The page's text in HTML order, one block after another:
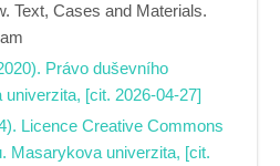
Text, Cases and Materials.
Právo duševního
[cit. 2026-04-27]
Licence Creative Commons
Masarykova univerzita, [cit.